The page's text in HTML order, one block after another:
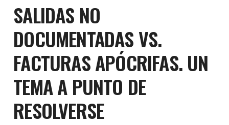
SALIDAS NO
DOCUMENTADAS VS.
FACTURAS APÓCRIFAS. UN
TEMA A PUNTO DE
RESOLVERSE